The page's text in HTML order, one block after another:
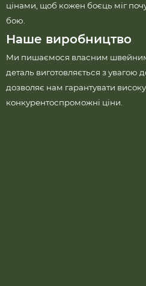
цінами, щоб кожен боєць міг
бою.
Наше виробництво
Ми пишаємося власним
деталь виготовляється з увагою
дозволяє нам гарантувати високу
конкурентоспроможні ціни.